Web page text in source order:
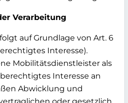
Verarbeitung
auf Grundlage von Art. 6
Interesse).
Mobilitätsdienstleister als
Interesse an
Abwicklung und